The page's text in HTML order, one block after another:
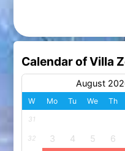
Calendar of Villa
August
W Mo Tu We Th
31
32 3 4 5 6